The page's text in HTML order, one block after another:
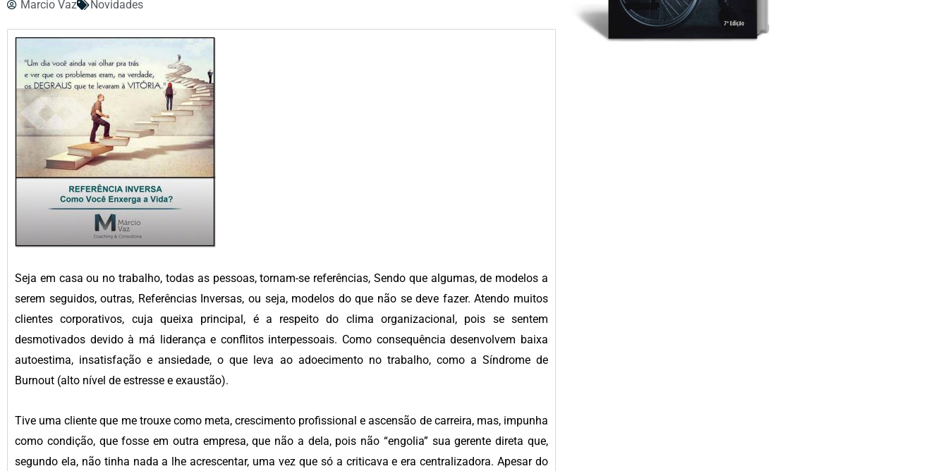
Marcio Vaz Novidades
Seja em casa ou no trabalho, todas as pessoas, tornam-se referências, Sendo que algumas, de modelos a
serem seguidos, outras, Referências Inversas, ou seja, modelos do que não se deve fazer. Atendo muitos
clientes corporativos, cuja queixa principal, é a respeito do clima organizacional, pois se sentem
desmotivados devido à má liderança e conflitos interpessoais. Como consequência desenvolvem baixa
autoestima, insatisfação e ansiedade, o que leva ao adoecimento no trabalho, como a Síndrome de
Burnout (alto nível de estresse e exaustão).
Tive uma cliente que me trouxe como meta, crescimento profissional e ascensão de carreira, mas, impunha
como condição, que fosse em outra empresa, que não a dela, pois não “engolia” sua gerente direta que,
segundo ela, não tinha nada a lhe acrescentar, uma vez que só a criticava e era centralizadora. Apesar do